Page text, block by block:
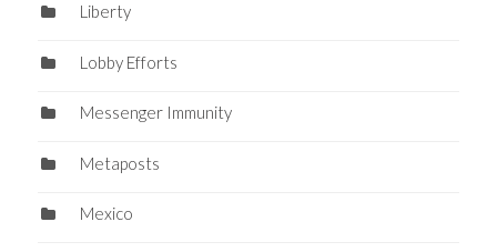
Liberty
Lobby Efforts
Messenger Immunity
Metaposts
Mexico